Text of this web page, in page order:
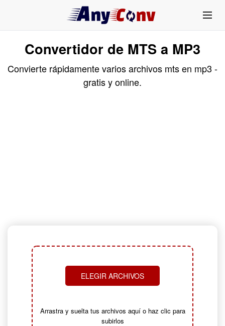
Convertidor de MTS a MP3
Convierte rápidamente varios archivos mts en mp3 -
gratis y online.
ELEGIR ARCHIVOS
Arrastra y suelta tus archivos aquí o haz clic para
subirlos